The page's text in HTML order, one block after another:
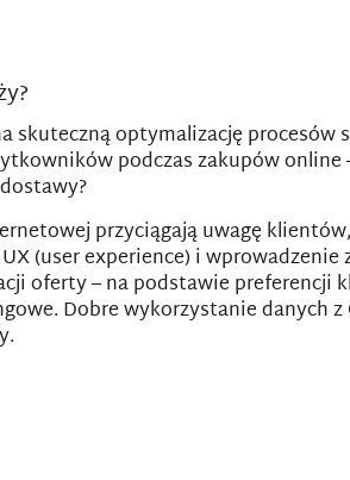
skuteczną optymalizację procesów
podczas zakupów online
przyciągają uwagę
(user experience) i wprowadzenie
oferty – na podstawie preferencji
Dobre wykorzystanie danych z